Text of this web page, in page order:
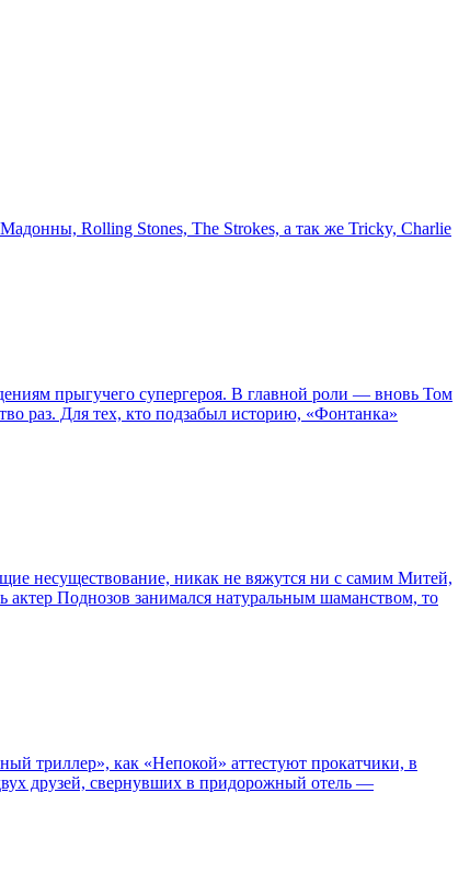
Rolling Stones, The Strokes, а так же Tricky, Charlie
прыгучего супергероя. В главной роли — вновь Том
раз. Для тех, кто подзабыл историю, «Фонтанка»
несуществование, никак не вяжутся ни с самим Митей,
Поднозов занимался натуральным шаманством, то
триллер», как «Непокой» аттестуют прокатчики, в
друзей, свернувших в придорожный отель —